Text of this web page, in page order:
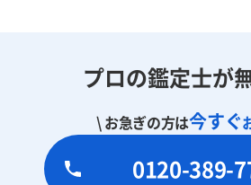
プロの鑑定士が
\ お急ぎの方は今すぐ
0120-389-